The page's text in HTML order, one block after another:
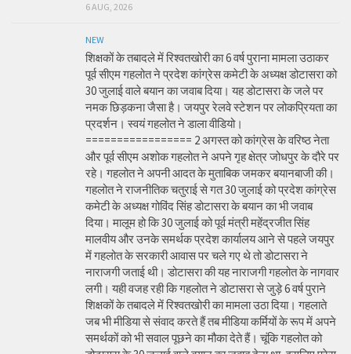
6 AUG, 2026
NEW
शिक्षकों के तबादले में रिश्वतखोरी का 6 वर्ष पुराना मामला उठाकर
पूर्व सीएम गहलोत ने प्रदेश कांग्रेस कमेटी के अध्यक्ष डोटासरा को
30 जुलाई वाले बयान का जवाब दिया। यह डोटासरा के जले पर
नमक छिड़कना जैसा है। जयपुर रेलवे स्टेशन पर लोकप्रियता का
प्रदर्शन। स्वयं गहलोत ने डाला वीडियो।
================= 2 अगस्त को कांग्रेस के वरिष्ठ नेता
और पूर्व सीएम अशोक गहलोत ने अपने गृह क्षेत्र जोधपुर के दौरे पर
रहे। गहलोत ने अपनी आदत के मुताबिक जमकर बयानबाजी की।
गहलोत ने राजनीतिक चतुराई से गत 30 जुलाई को प्रदेश कांग्रेस
कमेटी के अध्यक्ष गोविंद सिंह डोटासरा के बयान का भी जवाब
दिया। मालूम हो कि 30 जुलाई को पूर्व मंत्री महेंद्रजीत सिंह
मालवीय और उनके समर्थक प्रदेश कार्यालय आने से पहले जयपुर
में गहलोत के सरकारी आवास पर चले गए थे तो डोटासरा ने
नाराजगी जताई थी। डोटासरा की यह नाराजगी गहलोत के नागवार
लगी। यही वजह रही कि गहलोत ने डोटासरा से जुड़े 6 वर्ष पुराने
शिक्षकों के तबादले में रिश्वतखोरी का मामला उठा दिया। गहलाते
जब भी मीडिया से संवाद करते हैं तब मीडिया कर्मियों के रूप में अपने
समर्थकों को भी सवाल पूछने का मौका देते हैं। चूंकि गहलोत को